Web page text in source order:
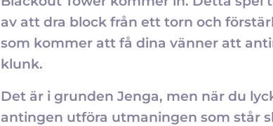
av att dra block från ett torn och
som kommer att få dina vänner att
klunk.
Det är i grunden Jenga, men när du
antingen utföra utmaningen som står